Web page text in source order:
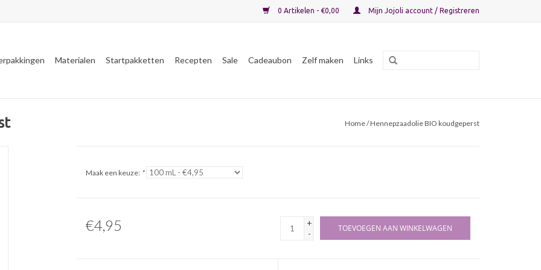
0 Artikelen - €0,00 Mijn Jojoli account / Registreren
Materialen Startpakketten Recepten Sale Cadeaubon Zelf maken Links
Home/ Hennepzaadolie BIO koudgeperst
Maak een keuze: *
€4,95
+
-
TOEVOEGEN AAN WINKELWAGEN